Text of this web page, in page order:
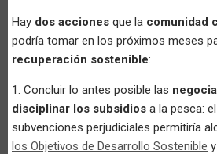
Hay dos acciones que la comunidad
podría tomar en los próximos meses
recuperación sostenible:
1. Concluir lo antes posible las
disciplinar los subsidios a la pesca:
subvenciones perjudiciales permitiría
los Objetivos de Desarrollo Sostenible